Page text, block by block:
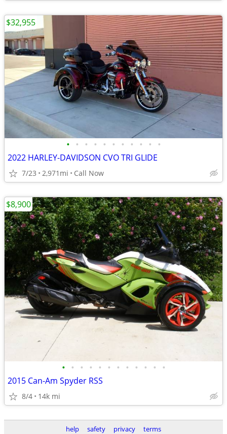
• • • • • • • • • • •
2022 HARLEY-DAVIDSON CVO TRI GLIDE
7/23 2,971mi Call Now
$32,955
• • • • • • • • • • • •
2015 Can-Am Spyder RSS
8/4 14k mi
$8,900
help safety privacy terms